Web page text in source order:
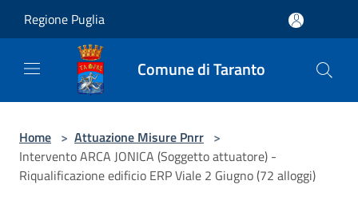
Regione Puglia
Comune di Taranto
Home > Attuazione Misure Pnrr >
Intervento ARCA JONICA (Soggetto attuatore) -
Riqualificazione edificio ERP Viale 2 Giugno (72 alloggi)